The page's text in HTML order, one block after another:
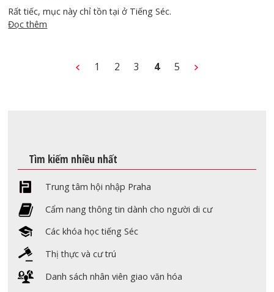
Rất tiếc, mục này chỉ tồn tại ở Tiếng Séc.
Đọc thêm
1 2 3 4 5
Tìm kiếm nhiều nhất
Trung tâm hội nhập Praha
Cẩm nang thông tin dành cho người di cư
Các khóa học tiếng Séc
Thị thực và cư trú
Danh sách nhân viên giao văn hóa